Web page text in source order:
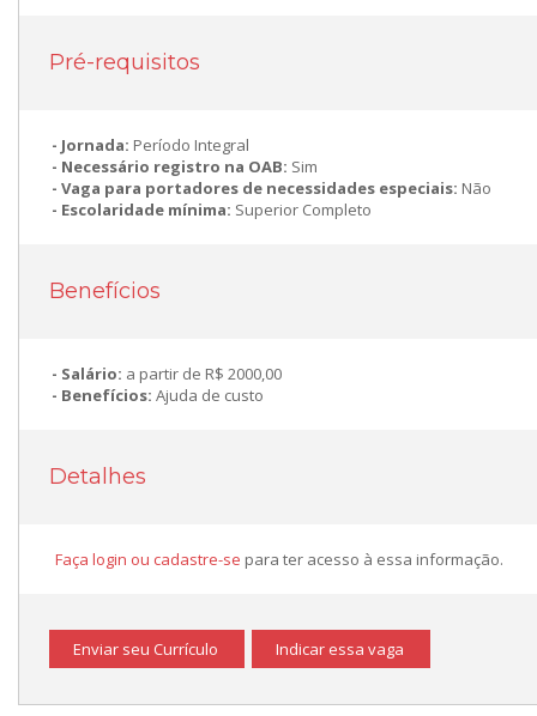
Pré-requisitos
Jornada: Período Integral
Necessário registro na OAB: Sim
Vaga para portadores de necessidades especiais: Não
Escolaridade mínima: Superior Completo
Benefícios
Salário: a partir de R$ 2000,00
Benefícios: Ajuda de custo
Detalhes
Faça login ou cadastre-se para ter acesso à essa informação.
Enviar seu Currículo Indicar essa vaga